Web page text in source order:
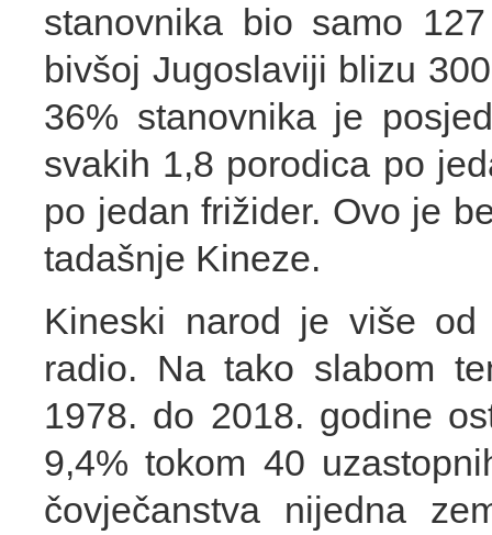
stanovnika bio samo
bivšoj Jugoslaviji blizu
36% stanovnika je
svakih 1,8 porodica po
po jedan frižider. Ovo je
tadašnje Kineze.
Kineski narod je više
radio. Na tako slabom
1978. do 2018. godine
9,4% tokom 40
čovječanstva nijedna